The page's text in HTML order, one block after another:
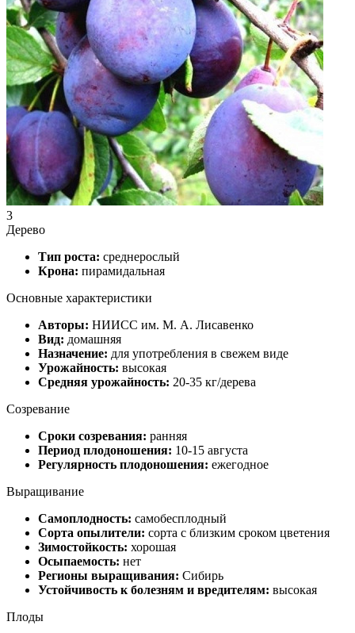
3
Дерево
Тип роста: среднерослый
Крона: пирамидальная
Основные характеристики
Авторы: НИИСС им. М. А. Лисавенко
Вид: домашняя
Назначение: для употребления в свежем виде
Урожайность: высокая
Средняя урожайность: 20-35 кг/дерева
Созревание
Сроки созревания: ранняя
Период плодоношения: 10-15 августа
Регулярность плодоношения: ежегодное
Выращивание
Самоплодность: самобесплодный
Сорта опылители: сорта с близким сроком цветения
Зимостойкость: хорошая
Осыпаемость: нет
Регионы выращивания: Сибирь
Устойчивость к болезням и вредителям: высокая
Плоды